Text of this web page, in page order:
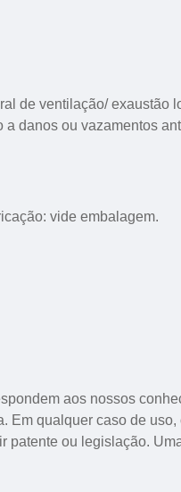
de ventilação/
danos ou vazamentos
vide embalagem.
aos nossos
qualquer caso de
patente ou legislação.